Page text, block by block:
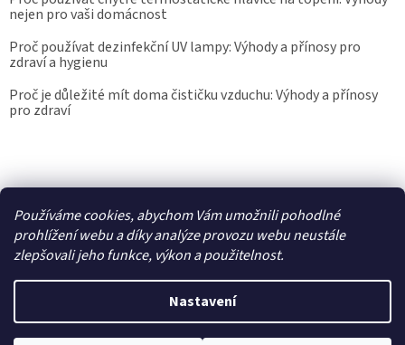
Používáme cookies, abychom Vám umožnili pohodlné
prohlížení webu a díky analýze provozu webu neustále
zlepšovali jeho funkce, výkon a použitelnost.
Nastavení
nejen pro vaši domácnost
Proč používat dezinfekční UV lampy: Výhody a přínosy pro
zdraví a hygienu
Proč je důležité mít doma čističku vzduchu: Výhody a přínosy
pro zdraví
Vytvořil Shoptet
Copyright 2026Epřístroje.cz. Všechna práva vyhrazena.Upravit